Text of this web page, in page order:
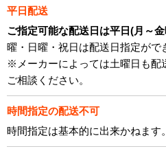
平日配送
ご指定可能な配送日は平日(月～
曜・日曜・祝日は配送日指定がで
※メーカーによっては土曜日も配
ご相談ください。
時間指定の配送不可
時間指定は基本的に出来かねます。